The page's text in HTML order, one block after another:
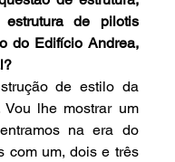
de pilotis
do Edifício Andrea,
de estilo da
lhe mostrar um
na era do
com um, dois e três